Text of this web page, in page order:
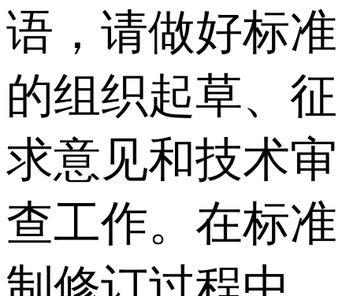
语，请做好标准
的组织起草、征
求意见和技术审
查工作。在标准